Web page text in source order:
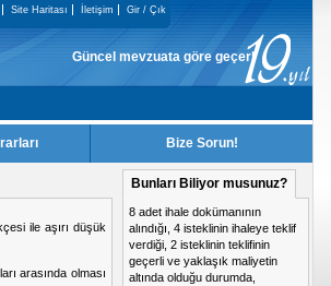
Site Haritası İletişim Gir / Çık
Güncel mevzuata göre geçerliği kalmayan
Bize Sorun!
nedeni
Bunları Biliyor musunuz?
8 adet ihale dokümanının
alındığı, 4 isteklinin ihaleye teklif
verdiği, 2 isteklinin teklifinin
geçerli ve yaklaşık maliyetin
altında olduğu durumda,